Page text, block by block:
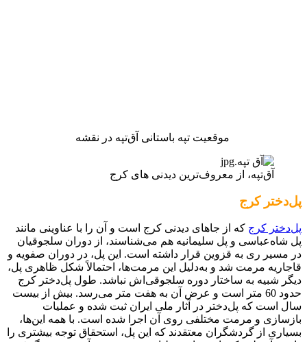
موقعیت تپه باستانی آق‌تپه در نقشه
آق‌تپه، از معروف‌ترین دیدنی های کرج
پل‌دختر کرج
پل‌دختر کرج که از جاهای دیدنی کرج است و آن را با عناوینی مانند
پل شاه‌عباسی و پل سلیمانیه هم می‌شناسند، از دوران سلجوقیان
در مسیر ری به قزوین قرار داشته است. این پل، در دوران صفویه و
قاجاریه مرمت شد و به‌دلیل این مرمت‌ها، احتمالاً شکل ظاهری پل،
دیگر شبیه به ساختار دوره سلجوقی‌اش نباشد. طول پل‌دختر کرج
حدود 60 متر است و عرض آن به هفت متر می‌رسد. بیش از بیست
سال است که پل‌دختر در آثار ملی ایران ثبت شده و عملیات
بازسازی و مرمت مختلفی روی آن اجرا شده است. با همه این‌ها،
بسیاری از گردشگران معتقدند که این پل، استحقاق توجه بیشتری را